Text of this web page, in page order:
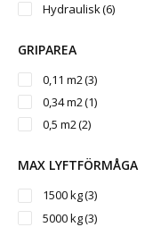
Hydraulisk(6)
GRIPAREA
0,11 m2(3)
0,34 m2(1)
0,5 m2(2)
MAX LYFTFÖRMÅGA
1500 kg(3)
5000 kg(3)